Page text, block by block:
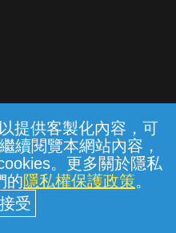
提供客製化內容，可
續閱覽本網站內容，
。更多關於隱私
的隱私權保護政策。
服務條款 隱私權保護
個人家庭分公司
© 2026